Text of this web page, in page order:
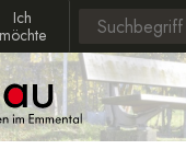
in Langnau
möchte
Ich
möchte
Suchbegriff